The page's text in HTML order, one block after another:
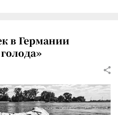
в Германии